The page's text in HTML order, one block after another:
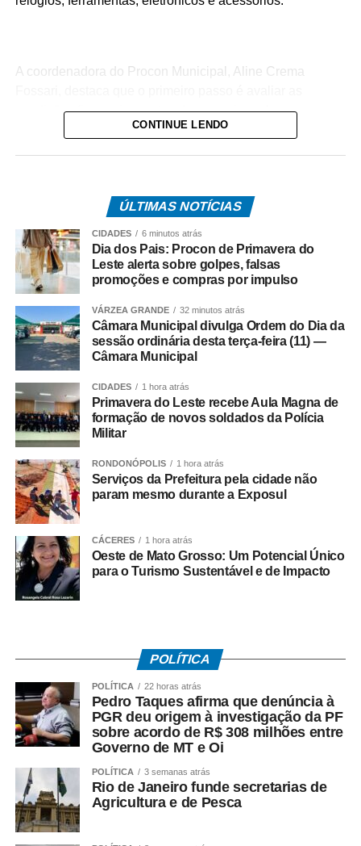
A coordenadora do Procon Municipal, Aline Crema
condições financeiras antes de assumir qualquer
“Não é porque estamos nessa época que a pessoa tem
que comprar. Primeiro é necessário fazer uma análise
das condições financeiras para não se endividar e não
entrar em um sufoco posteriormente”, orienta.
Pesquisa de preços ajuda a evitar falsas promoções
Antes de fechar a compra, o consumidor deve pesquisar
os valores em diferentes estabelecimentos e analisar com
atenção as condições das promoções. Também é
importante verificar o preço praticado anteriormente, as
formas de pagamento e o valor final de eventuais
parcelamentos.
“É importante verificar quanto o produto custava antes da
promoção, como ele está sendo apresentado agora e
estão incluídos outros serviços, seguros ou
financiamentos que aumentam o valor final da compra”,
alerta Aline.
O Procon também recomenda verificar a qualidade, as
características, a garantia e a procedência do produto,
além de guardar todos os documentos relacionados à
aquisição.
CONTINUE LENDO
ÚLTIMAS NOTÍCIAS
CIDADES 6 minutos atrás
Dia dos Pais: Procon de Primavera do
Leste alerta sobre golpes, falsas
promoções e compras por impulso
VÁRZEA GRANDE 32 minutos atrás
Câmara Municipal divulga Ordem do Dia da
sessão ordinária desta terça-feira (11) —
Câmara Municipal
CIDADES 1 hora atrás
Primavera do Leste recebe Aula Magna de
formação de novos soldados da Polícia
Militar
RONDONÓPOLIS 1 hora atrás
Serviços da Prefeitura pela cidade não
param mesmo durante a Exposul
CÁCERES 1 hora atrás
Oeste de Mato Grosso: Um Potencial Único
para o Turismo Sustentável e de Impacto
POLÍTICA
POLÍTICA 22 horas atrás
Pedro Taques afirma que denúncia à
PGR deu origem à investigação da PF
sobre acordo de R$ 308 milhões entre
Governo de MT e Oi
POLÍTICA 3 semanas atrás
Rio de Janeiro funde secretarias de
Agricultura e de Pesca